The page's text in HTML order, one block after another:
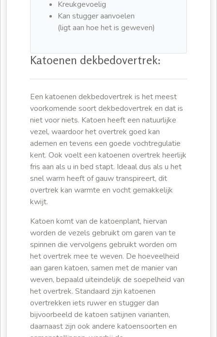
Kreukgevoelig
Kan stugger aanvoelen
(ligt aan hoe het is geweven)
Katoenen dekbedovertrek:
Een katoenen dekbedovertrek is het meest
voorkomende soort dekbedovertrek en dat is
niet voor niets. Katoen heeft een natuurlijke
vezel, waardoor het overtrek goed kan
ademen en tevens een goede vochtregulatie
kent. Ook voelt een katoenen overtrek heerlijk
fris aan als u in bed stapt. Ideaal dus als u het
snel warm heeft of gauw transpireert, dit
overtrek kan warmte en vocht gemakkelijk
kwijt.
Katoen komt van de katoenplant, hiervan
worden de vezels gebruikt om garen van te
spinnen die vervolgens gebruikt worden om
het overtrek mee te weven. De hoeveelheid
aan garen katoen, samen met de manier van
weven, bepaald uiteindelijk de soepelheid van
het overtrek. Standaard zijn katoenen
overtrekken iets ruwer en stugger dan
bijvoorbeeld de katoen satijnen varianten,
daarnaast zijn ook andere katoensoorten en